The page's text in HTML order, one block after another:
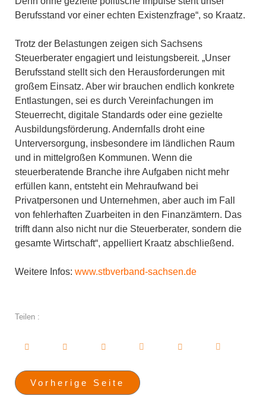
Berufsstand vor einer echten Existenzfrage“, so Kraatz.
Trotz der Belastungen zeigen sich Sachsens
Steuerberater engagiert und leistungsbereit. „Unser
Berufsstand stellt sich den Herausforderungen mit
großem Einsatz. Aber wir brauchen endlich konkrete
Entlastungen, sei es durch Vereinfachungen im
Steuerrecht, digitale Standards oder eine gezielte
Ausbildungsförderung. Andernfalls droht eine
Unterversorgung, insbesondere im ländlichen Raum
und in mittelgroßen Kommunen. Wenn die
steuerberatende Branche ihre Aufgaben nicht mehr
erfüllen kann, entsteht ein Mehraufwand bei
Privatpersonen und Unternehmen, aber auch im Fall
von fehlerhaften Zuarbeiten in den Finanzämtern. Das
trifft dann also nicht nur die Steuerberater, sondern die
gesamte Wirtschaft“, appelliert Kraatz abschließend.
Weitere Infos: www.stbverband-sachsen.de
Teilen :
Vorherige Seite